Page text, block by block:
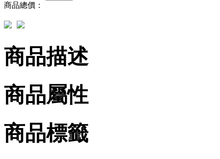
商品總價：
商品描述
商品屬性
商品標籤